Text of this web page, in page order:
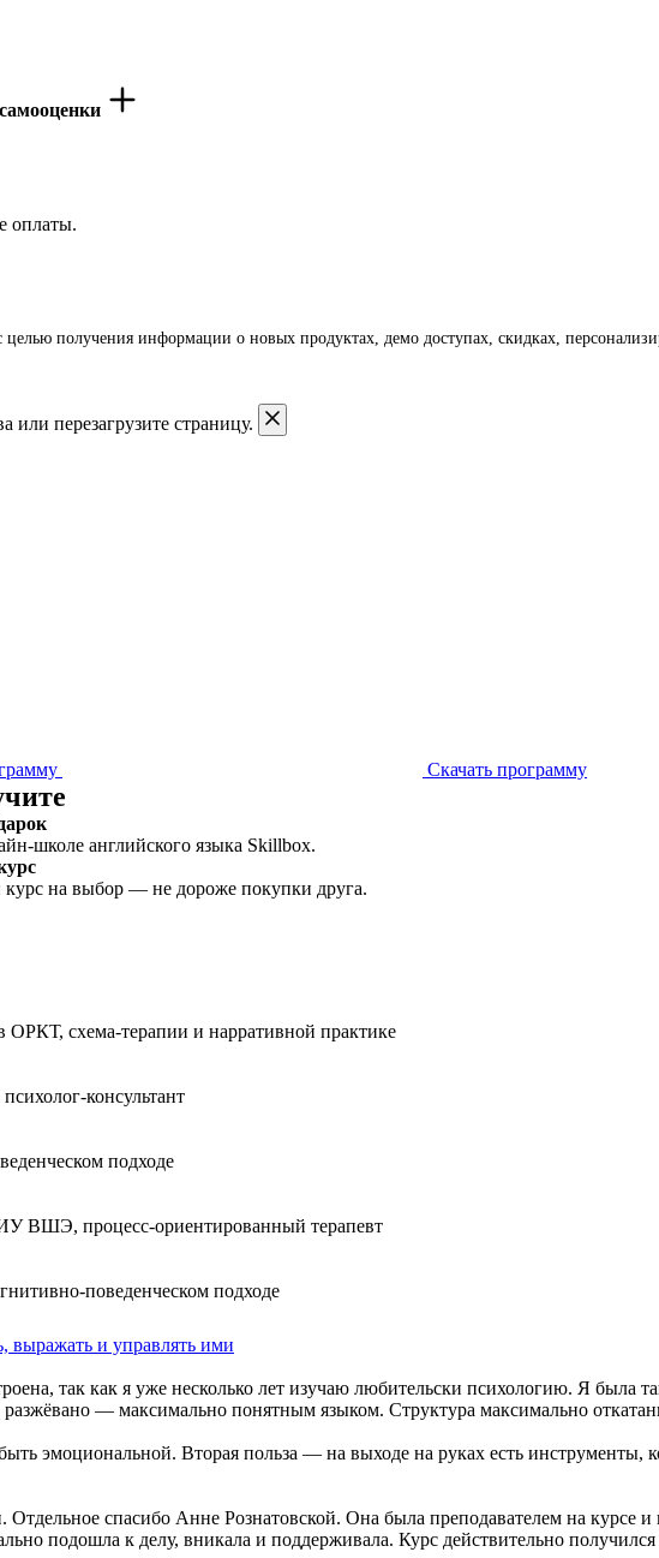
оплаты.
получения информации о новых продуктах, демо доступах, скидках,
перезагрузите страницу.
Скачать программу
школе английского языка Skillbox.
на выбор — не дороже покупки друга.
ОРКТ, схема-терапии и нарративной практике
консультант
подходе
ВШЭ, процесс-ориентированный терапевт
поведенческом подходе
и управлять ими
так как я уже несколько лет изучаю любительски психологию. Я была
— максимально понятным языком. Структура максимально
эмоциональной. Вторая польза — на выходе на руках есть
спасибо Анне Рознатовской. Она была преподавателем на курсе
подошла к делу, вникала и поддерживала. Курс действительно